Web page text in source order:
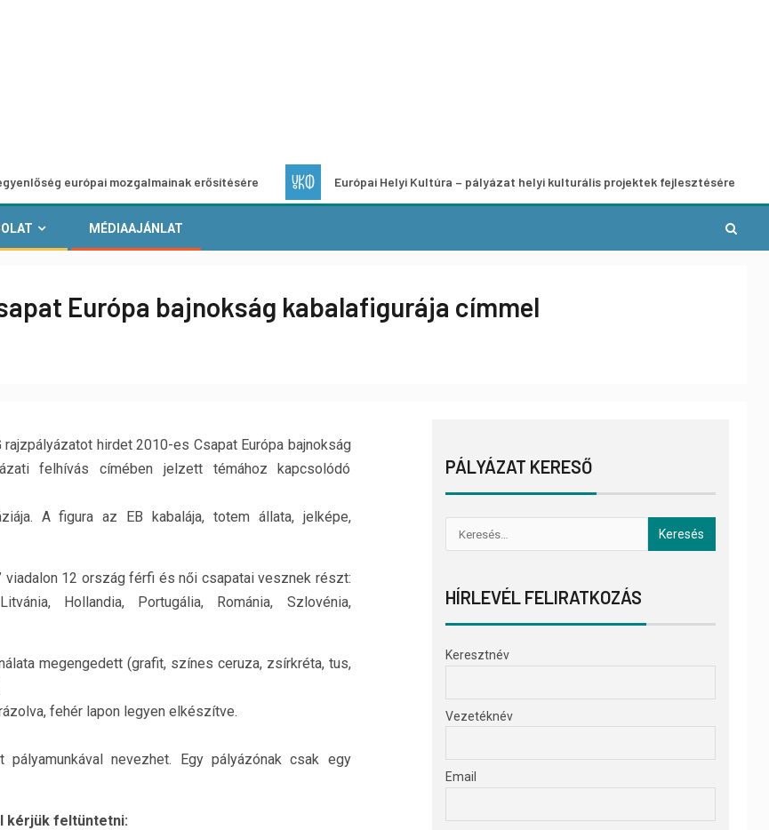
európai mozgalmainak erősítésére Európai Helyi Kultúra – pályázat helyi kulturális projektek fejlesztésére
MÉDIAAJÁNLAT
Európa bajnokság kabalafigurája címmel
rajzpályázatot hirdet 2010-es Csapat Európa bajnokság
felhívás címében jelzett témához kapcsolódó
A figura az EB kabalája, totem állata, jelképe,
12 ország férfi és női csapatai vesznek részt:
Hollandia, Portugália, Románia, Szlovénia,
megengedett (grafit, színes ceruza, zsírkréta, tus,
fehér lapon legyen elkészítve.
pályamunkával nevezhet. Egy pályázónak csak egy
kérjük feltüntetni:
PÁLYÁZAT KERESŐ
HÍRLEVÉL FELIRATKOZÁS
Keresztnév
Vezetéknév
Email